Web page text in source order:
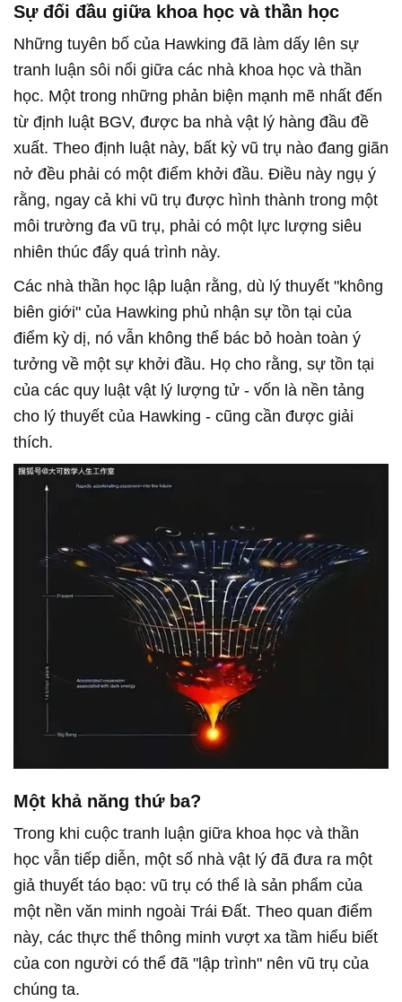
Sự đối đầu giữa khoa học và thần học
Những tuyên bố của Hawking đã làm dấy lên sự
tranh luận sôi nổi giữa các nhà khoa học và thần
học. Một trong những phản biện mạnh mẽ nhất đến
từ định luật BGV, được ba nhà vật lý hàng đầu đề
xuất. Theo định luật này, bất kỳ vũ trụ nào đang giãn
nở đều phải có một điểm khởi đầu. Điều này ngụ ý
rằng, ngay cả khi vũ trụ được hình thành trong một
môi trường đa vũ trụ, phải có một lực lượng siêu
nhiên thúc đẩy quá trình này.
Các nhà thần học lập luận rằng, dù lý thuyết "không
biên giới" của Hawking phủ nhận sự tồn tại của
điểm kỳ dị, nó vẫn không thể bác bỏ hoàn toàn ý
tưởng về một sự khởi đầu. Họ cho rằng, sự tồn tại
của các quy luật vật lý lượng tử - vốn là nền tảng
cho lý thuyết của Hawking - cũng cần được giải
thích.
Một khả năng thứ ba?
Trong khi cuộc tranh luận giữa khoa học và thần
học vẫn tiếp diễn, một số nhà vật lý đã đưa ra một
giả thuyết táo bạo: vũ trụ có thể là sản phẩm của
một nền văn minh ngoài Trái Đất. Theo quan điểm
này, các thực thể thông minh vượt xa tầm hiểu biết
của con người có thể đã "lập trình" nên vũ trụ của
chúng ta.